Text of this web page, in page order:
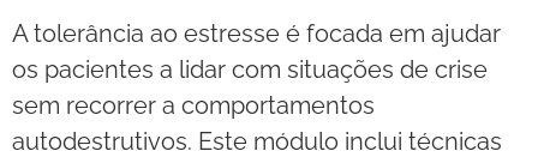
A tolerância ao estresse é focada em ajudar
os pacientes a lidar com situações de crise
sem recorrer a comportamentos
autodestrutivos. Este módulo inclui técnicas